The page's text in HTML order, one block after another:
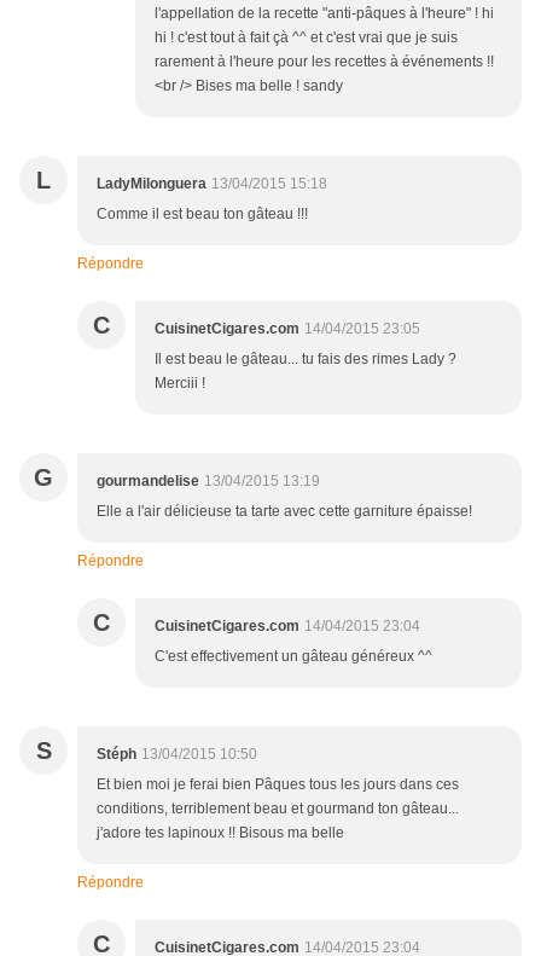
l'appellation de la recette "anti-pâques à l'heure" ! hi
hi ! c'est tout à fait çà ^^ et c'est vrai que je suis
rarement à l'heure pour les recettes à événements !!
<br /> Bises ma belle ! sandy
L LadyMilonguera 13/04/2015 15:18
Comme il est beau ton gâteau !!!
Répondre
C CuisinetCigares.com 14/04/2015 23:05
Il est beau le gâteau... tu fais des rimes Lady ?
Merciii !
G gourmandelise 13/04/2015 13:19
Elle a l'air délicieuse ta tarte avec cette garniture épaisse!
Répondre
C CuisinetCigares.com 14/04/2015 23:04
C'est effectivement un gâteau généreux ^^
S Stéph 13/04/2015 10:50
Et bien moi je ferai bien Pâques tous les jours dans ces
conditions, terriblement beau et gourmand ton gâteau...
j'adore tes lapinoux !! Bisous ma belle
Répondre
C CuisinetCigares.com 14/04/2015 23:04